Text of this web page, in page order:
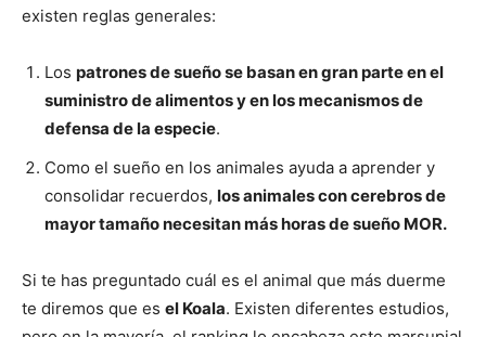
existen reglas generales:
Los patrones de sueño se basan en gran parte en el
suministro de alimentos y en los mecanismos de
defensa de la especie.
Como el sueño en los animales ayuda a aprender y
consolidar recuerdos, los animales con cerebros de
mayor tamaño necesitan más horas de sueño MOR.
Si te has preguntado cuál es el animal que más duerme
te diremos que es el Koala. Existen diferentes estudios,